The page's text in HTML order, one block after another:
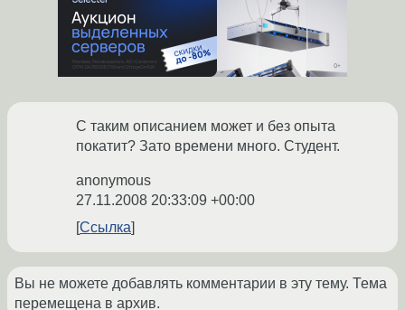
С таким описанием может и без опыта
покатит? Зато времени много. Студент.
anonymous
27.11.2008 20:33:09 +00:00
Ссылка
Вы не можете добавлять комментарии в эту тему. Тема
перемещена в архив.